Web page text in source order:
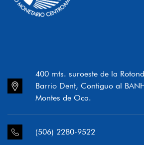
400 mts. suroeste de la
Barrio Dent, Contiguo al
Montes de Oca.
(506) 2280-9522